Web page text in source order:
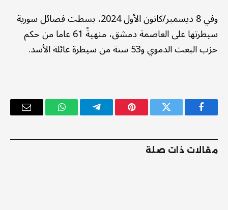
وفي 8 ديسمبر/كانون الأول 2024، بسطت فصائل سورية
سيطرتها على العاصمة دمشق، منهيةً 61 عاما من حكم
حزب البعث الدموي و53 سنة من سيطرة عائلة الأسد.
فيسبوك تويتر بينتيريستتيلقرام واتساب
البريد
مقالات ذات صلة